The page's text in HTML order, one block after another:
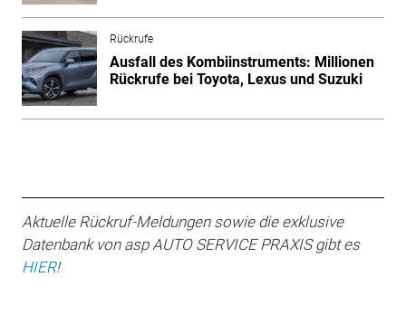
Rückrufe
Ausfall des Kombiinstruments: Millionen
Rückrufe bei Toyota, Lexus und Suzuki
Aktuelle Rückruf-Meldungen sowie die exklusive
Datenbank von asp AUTO SERVICE PRAXIS gibt es
HIER!